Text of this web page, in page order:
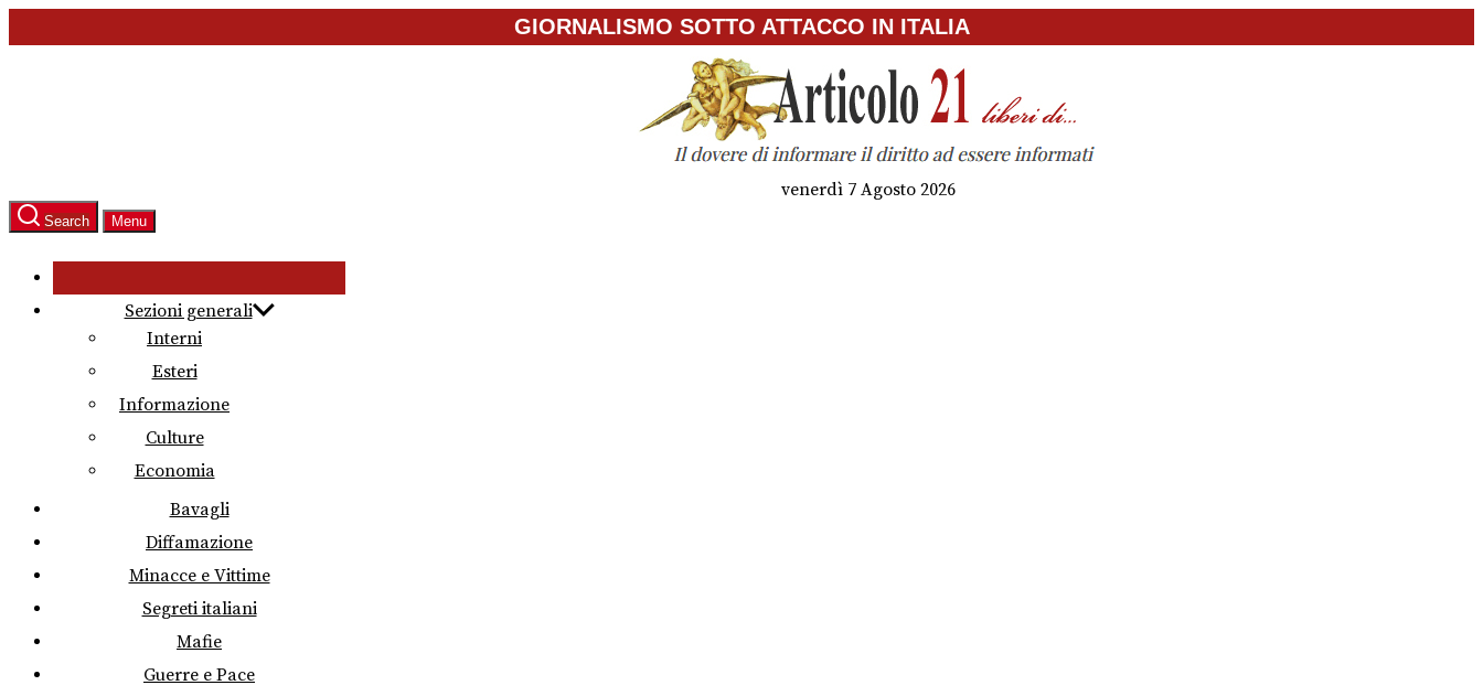
to
GIORNALISMO SOTTO ATTACCO IN ITALIA
venerdì 7 Agosto 2026
Search Menu
Sezioni generali
Interni
Esteri
Informazione
Culture
Economia
Bavagli
Diffamazione
Minacce e Vittime
Segreti italiani
Mafie
Guerre e Pace